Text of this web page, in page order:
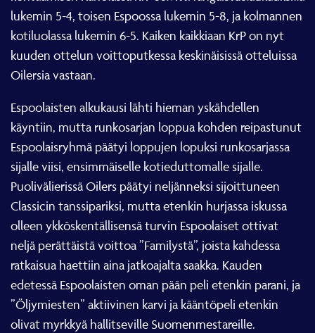
lukemin 5-4, toisen Espoossa lukemin 5-8, ja kolmannen
kotiluolassa lukemin 6-5. Kaiken kaikkiaan KrP on nyt
kuuden ottelun voittoputkessa keskinäisissä otteluissa
Oilersia vastaan.
Espoolaisten alkukausi lähti hieman yskähdellen
käyntiin, mutta runkosarjan loppua kohden reipastunut
Espoolaisryhmä päätyi loppujen lopuksi runkosarjassa
sijalle viisi, ensimmäiselle kotieduttomalle sijalle.
Puolivälierissä Oilers päätyi neljänneksi sijoittuneen
Classicin tanssipariksi, mutta etenkin hurjassa iskussa
olleen ykköskentällisensä turvin Espoolaiset ottivat
neljä perättäistä voittoa ”Familystä”, joista kahdessa
ratkaisua haettiin aina jatkoajalta saakka. Kauden
edetessä Espoolaisten oman pään peli etenkin parani, ja
”Öljymiesten” aktiivinen karvi ja kääntöpeli etenkin
olivat myrkkyä hallitseville Suomenmestareille.